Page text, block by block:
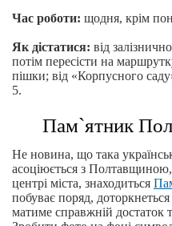
Час роботи: щодня, крім
Як дістатися: від
потім пересісти на
пішки; від «Корпусного
5.
Пам`ятник
Не новина, що така
асоціюється з
центрі міста, знаходиться
побуває поряд,
матиме справжній достаток